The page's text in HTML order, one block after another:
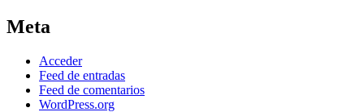
Meta
Acceder
Feed de entradas
Feed de comentarios
WordPress.org